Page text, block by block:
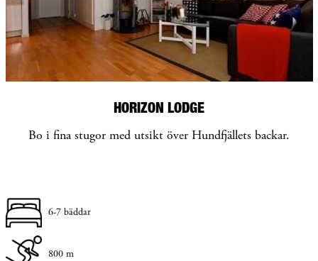
HORIZON LODGE
Bo i fina stugor med utsikt över Hundfjällets backar.
6-7 bäddar
800 m